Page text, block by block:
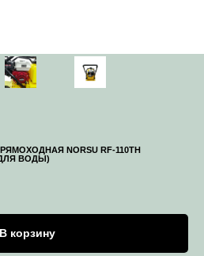
NORSU RF-110TH
ВОДЫ)
В корзину